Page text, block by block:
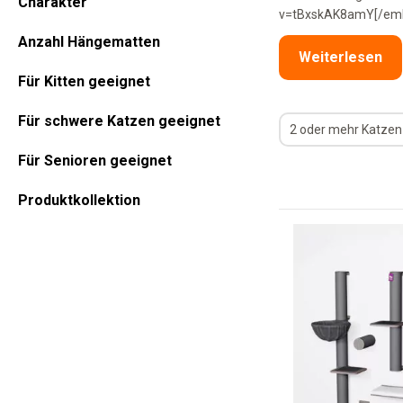
v=tBxskAK8amY[/
Weiterlesen
2 oder mehr Katzen
Anzahl Hängematten
Für Kitten geeignet
Für schwere Katzen geeignet
Für Senioren geeignet
Produktkollektion